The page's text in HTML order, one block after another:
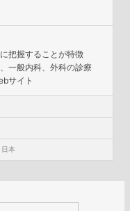
把握することが特徴
一般内科、外科の診療
サイト
日本